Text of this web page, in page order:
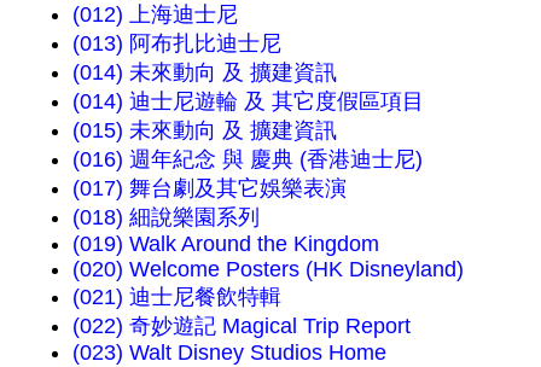
(012) 上海迪士尼
(013) 阿布扎比迪士尼
(014) 未來動向 及 擴建資訊
(014) 迪士尼遊輪 及 其它度假區項目
(015) 未來動向 及 擴建資訊
(016) 週年紀念 與 慶典 (香港迪士尼)
(017) 舞台劇及其它娛樂表演
(018) 細說樂園系列
(019) Walk Around the Kingdom
(020) Welcome Posters (HK Disneyland)
(021) 迪士尼餐飲特輯
(022) 奇妙遊記 Magical Trip Report
(023) Walt Disney Studios Home